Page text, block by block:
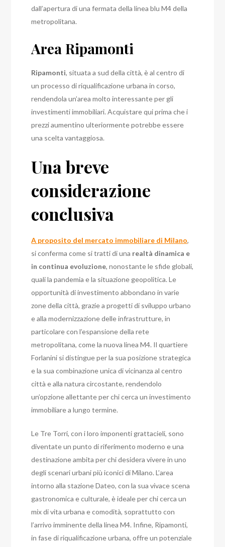
dall’apertura di una fermata della linea blu M4 della
metropolitana.
Area Ripamonti
Ripamonti, situata a sud della città, è al centro di
un processo di riqualificazione urbana in corso,
rendendola un’area molto interessante per gli
investimenti immobiliari. Acquistare qui prima che i
prezzi aumentino ulteriormente potrebbe essere
una scelta vantaggiosa.
Una breve
considerazione
conclusiva
A proposito del mercato immobiliare di Milano,
si conferma come si tratti di una realtà dinamica e
in continua evoluzione, nonostante le sfide globali,
quali la pandemia e la situazione geopolitica. Le
opportunità di investimento abbondano in varie
zone della città, grazie a progetti di sviluppo urbano
e alla modernizzazione delle infrastrutture, in
particolare con l’espansione della rete
metropolitana, come la nuova linea M4. Il quartiere
Forlanini si distingue per la sua posizione strategica
e la sua combinazione unica di vicinanza al centro
città e alla natura circostante, rendendolo
un’opzione allettante per chi cerca un investimento
immobiliare a lungo termine.
Le Tre Torri, con i loro imponenti grattacieli, sono
diventate un punto di riferimento moderno e una
destinazione ambita per chi desidera vivere in uno
degli scenari urbani più iconici di Milano. L’area
intorno alla stazione Dateo, con la sua vivace scena
gastronomica e culturale, è ideale per chi cerca un
mix di vita urbana e comodità, soprattutto con
l’arrivo imminente della linea M4. Infine, Ripamonti,
in fase di riqualificazione urbana, offre un potenziale